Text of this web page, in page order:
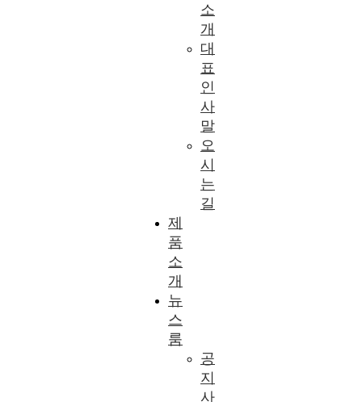
소
개
대
표
인
사
말
오
시
는
길
제
품
소
개
뉴
스
룸
공
지
사